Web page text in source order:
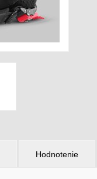
Hodnotenie